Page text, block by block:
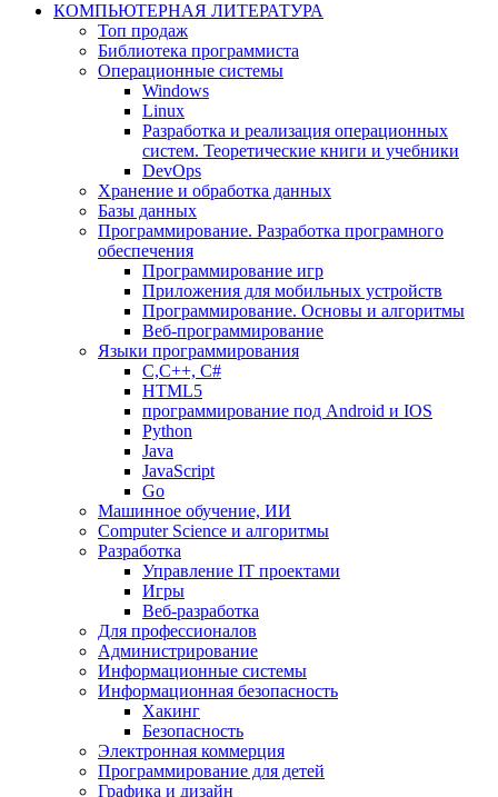
КОМПЬЮТЕРНАЯ ЛИТЕРАТУРА
Топ продаж
Библиотека программиста
Операционные системы
Windows
Linux
Разработка и реализация операционных
систем. Теоретические книги и учебники
DevOps
Хранение и обработка данных
Базы данных
Программирование. Разработка програмного
обеспечения
Программирование игр
Приложения для мобильных устройств
Программирование. Основы и алгоритмы
Веб-программирование
Языки программирования
С,С++, С#
HTML5
программирование под Android и IOS
Python
Java
JavaScript
Go
Машинное обучение, ИИ
Computer Science и алгоритмы
Разработка
Управление IT проектами
Игры
Веб-разработка
Для профессионалов
Администрирование
Информационные системы
Информационная безопасность
Хакинг
Безопасность
Электронная коммерция
Программирование для детей
Графика и дизайн